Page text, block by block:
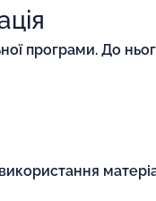
програми. До